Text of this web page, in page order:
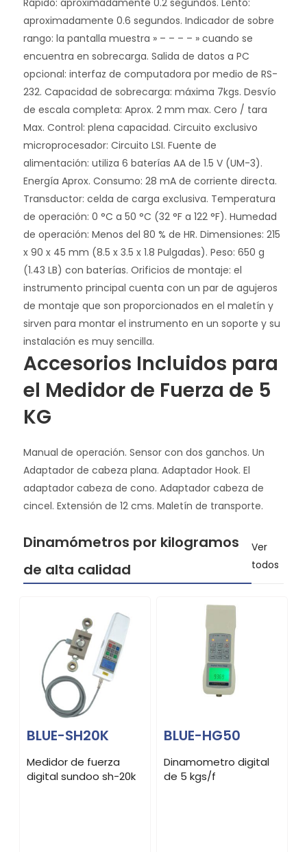
Rápido: aproximadamente 0.2 segundos. Lento:
aproximadamente 0.6 segundos. Indicador de sobre
rango: la pantalla muestra » – – – – » cuando se
encuentra en sobrecarga. Salida de datos a PC
opcional: interfaz de computadora por medio de RS-
232. Capacidad de sobrecarga: máxima 7kgs. Desvío
de escala completa: Aprox. 2 mm max. Cero / tara
Max. Control: plena capacidad. Circuito exclusivo
microprocesador: Circuito LSI. Fuente de
alimentación: utiliza 6 baterías AA de 1.5 V (UM-3).
Energía Aprox. Consumo: 28 mA de corriente directa.
Transductor: celda de carga exclusiva. Temperatura
de operación: 0 °C a 50 °C (32 °F a 122 °F). Humedad
de operación: Menos del 80 % de HR. Dimensiones: 215
x 90 x 45 mm (8.5 x 3.5 x 1.8 Pulgadas). Peso: 650 g
(1.43 LB) con baterías. Orificios de montaje: el
instrumento principal cuenta con un par de agujeros
de montaje que son proporcionados en el maletín y
sirven para montar el instrumento en un soporte y su
instalación es muy sencilla.
Accesorios Incluidos para
el Medidor de Fuerza de 5
KG
Manual de operación. Sensor con dos ganchos. Un
Adaptador de cabeza plana. Adaptador Hook. El
adaptador cabeza de cono. Adaptador cabeza de
cincel. Extensión de 12 cms. Maletín de transporte.
Dinamómetros por kilogramos
de alta calidad
Ver
todos
BLUE-SH20K
Medidor de fuerza
digital sundoo sh-20k
BLUE-HG50
Dinamometro digital
de 5 kgs/f